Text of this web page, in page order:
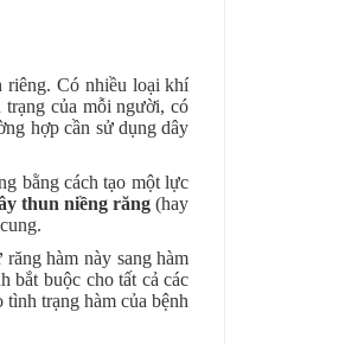
riêng. Có nhiều loại khí
của mỗi người, có
hợp cần sử dụng dây
bằng cách tạo một lực
thun niềng răng (hay
hàm này sang hàm
bắt buộc cho tất cả các
trạng hàm của bệnh